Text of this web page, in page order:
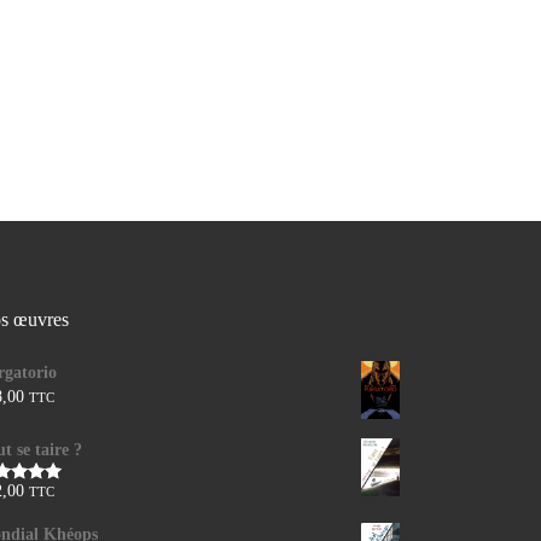
œuvres
TTC
se taire ?
5.00
TTC
Khéops